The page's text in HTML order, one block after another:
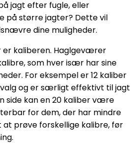
jagt efter fugle, eller
på større jagter? Dette vil
dine muligheder.
er kaliberen. Haglgeværer
som hver især har sine
For eksempel er 12 kaliber
og er særligt effektivt til jagt
side kan en 20 kaliber være
for dem, der har mindre
prøve forskellige kalibre, før